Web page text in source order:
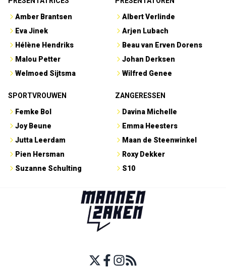
Amber Brantsen
Eva Jinek
Hélène Hendriks
Malou Petter
Welmoed Sijtsma
Albert Verlinde
Arjen Lubach
Beau van Erven Dorens
Johan Derksen
Wilfred Genee
SPORTVROUWEN
Femke Bol
Joy Beune
Jutta Leerdam
Pien Hersman
Suzanne Schulting
ZANGERESSEN
Davina Michelle
Emma Heesters
Maan de Steenwinkel
Roxy Dekker
S10